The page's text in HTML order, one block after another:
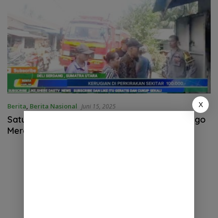
Berita, Berita Nasional Juni 15, 2025
Satu Unit Ruko Hangus Terbakar Di Lalap Sijago
Merah di Pantai Labu
X